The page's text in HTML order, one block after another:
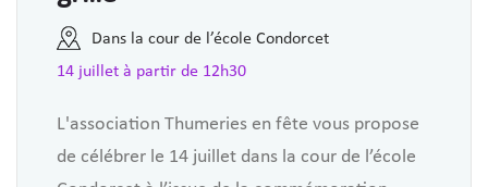
Dans la cour de l’école Condorcet
14 juillet à partir de 12h30
L'association Thumeries en fête vous propose
de célébrer le 14 juillet dans la cour de l’école